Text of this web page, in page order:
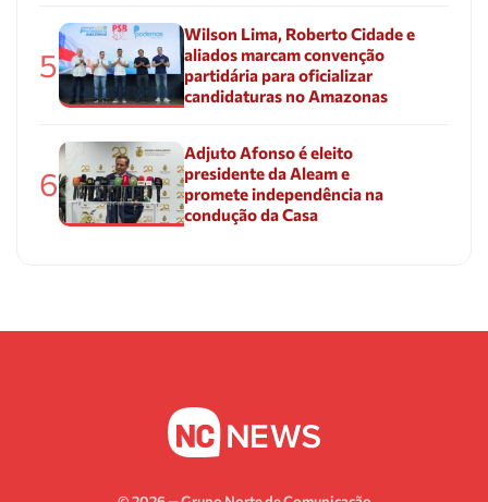
5
Wilson Lima, Roberto Cidade e
aliados marcam convenção
partidária para oficializar
candidaturas no Amazonas
6
Adjuto Afonso é eleito
presidente da Aleam e
promete independência na
condução da Casa